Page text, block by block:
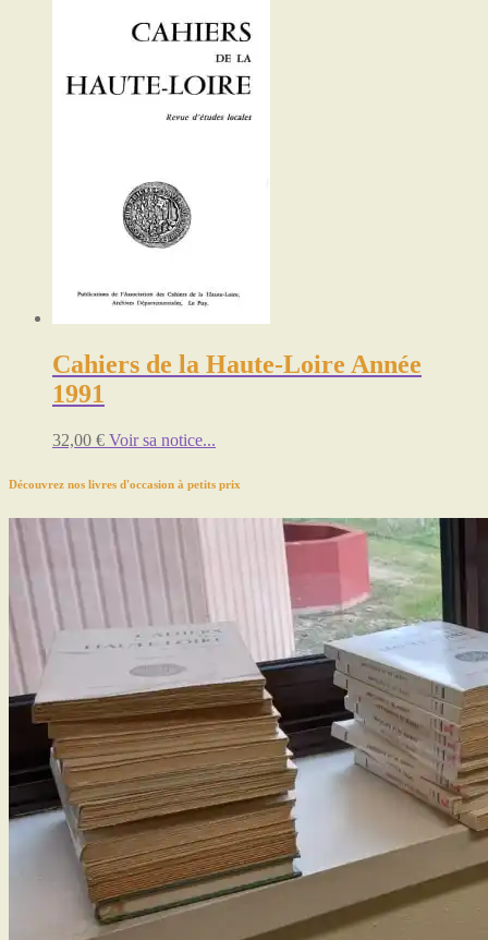
Cahiers de la Haute-Loire Année
1991
32,00 € Voir sa notice...
Découvrez nos livres d'occasion à petits prix